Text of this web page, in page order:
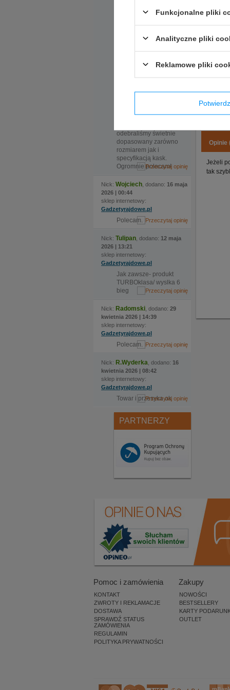
Ekspedientka sama
okazało się kluczowe.
nadmieniona
kasku jaki nas
czym sama zamówiła
odebraliśmy świetnie
dopasowany zarówno
rozmiarem jak i
specyfikacją kask.
Ogromnie polecam!
Nick: Wojciech , dodano: 16 maja
2026 | 00:44
sklep internetowy:
Gadzetyrajdowe.pl
Polecam.
Nick: Tulipan , dodano: 12 maja
2026 | 13:21
sklep internetowy:
Gadzetyrajdowe.pl
Jak zawsze- produkt
TURBOklasa/ wyslka 6
bieg
Nick: Radomski , dodano: 29
kwietnia 2026 | 14:39
sklep internetowy:
Gadzetyrajdowe.pl
Polecam.
Nick: R.Wyderka , dodano: 16
kwietnia 2026 | 08:42
sklep internetowy:
Gadzetyrajdowe.pl
Towar i przesyka ok
PARTNERZY
Opinie
Jeżeli
tak
Pomoc i zamówienia
KONTAKT
ZWROTY I REKLAMACJE
DOSTAWA
SPRAWDŹ STATUS
ZAMÓWIENIA
REGULAMIN
POLITYKA PRYWATNOŚCI
Zakupy
NOWOŚCI
BESTSELLERY
KARTY
OUTLET
Funkcjonalne pliki
Analityczne pliki
Reklamowe pliki